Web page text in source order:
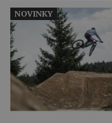
NOVINKY